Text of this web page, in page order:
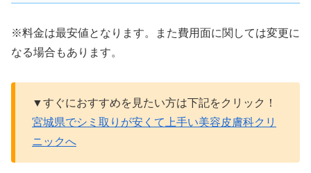
※料金は最安値となります。また費用面に関しては変更に
なる場合もあります。
▼すぐにおすすめを見たい方は下記をクリック！
宮城県でシミ取りが安くて上手い美容皮膚科クリ
ニックへ